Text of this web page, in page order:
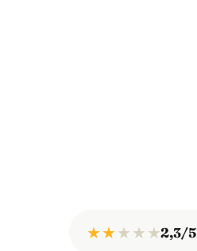
★ ★★ ★ ★2,3/5